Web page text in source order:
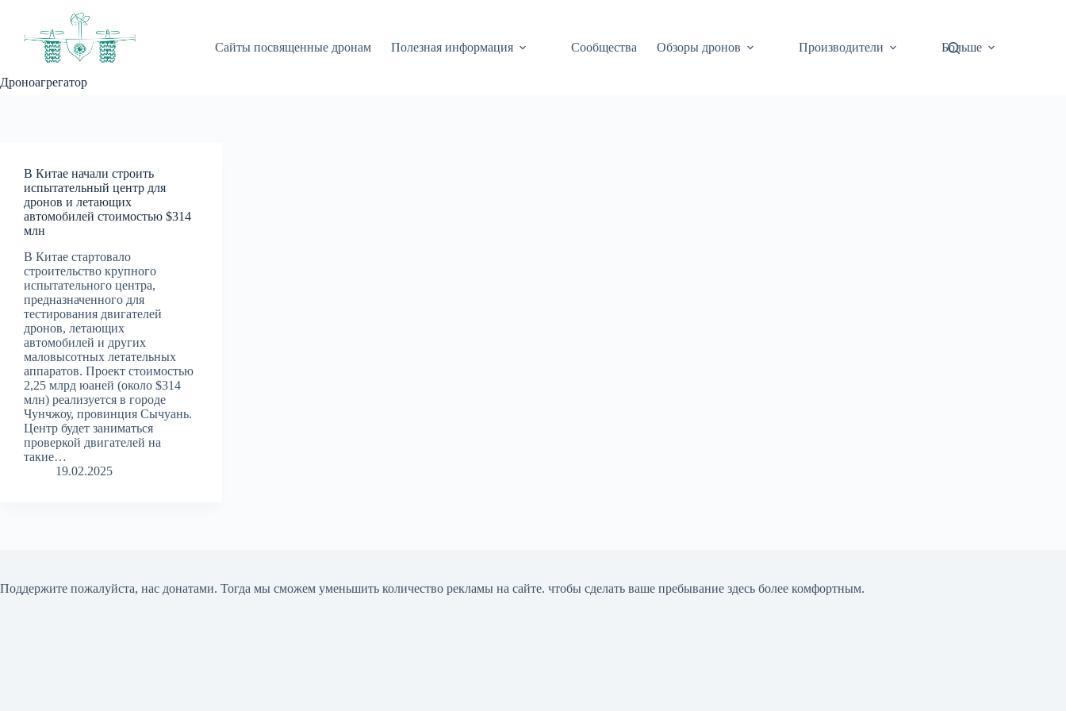
Дроноагрегатор
Сайты посвященные дронам Полезная информация Сообщества Обзоры дронов Производители Больше
В Китае начали строить
испытательный центр для
дронов и летающих
автомобилей стоимостью $314
млн
В Китае стартовало
строительство крупного
испытательного центра,
предназначенного для
тестирования двигателей
дронов, летающих
автомобилей и других
маловысотных летательных
аппаратов. Проект стоимостью
2,25 млрд юаней (около $314
млн) реализуется в городе
Чунчжоу, провинция Сычуань.
Центр будет заниматься
проверкой двигателей на
такие…
19.02.2025
Поддержите пожалуйста, нас донатами. Тогда мы сможем уменьшить количество рекламы на сайте. чтобы сделать ваше пребывание здесь более комфортным.